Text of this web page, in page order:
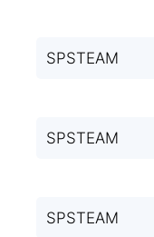
SPSTEAM
SPSTEAM
SPSTEAM